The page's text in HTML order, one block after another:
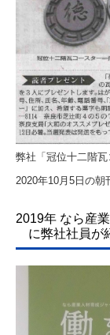
リンク集
過去のお知
弊社「冠位十二階瓦
2020年10月5日の朝
2019年 なら産
に弊社社員が